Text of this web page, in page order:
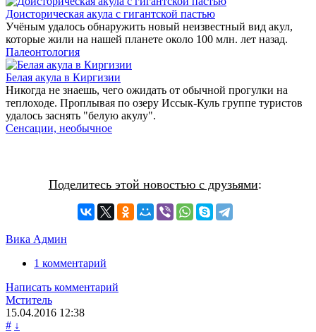
Доисторическая акула с гигантской пастью
Учёным удалось обнаружить новый неизвестный вид акул,
которые жили на нашей планете около 100 млн. лет назад.
Палеонтология
Белая акула в Киргизии
Никогда не знаешь, чего ожидать от обычной прогулки на
теплоходе. Проплывая по озеру Иссык-Куль группе туристов
удалось заснять "белую акулу".
Сенсации, необычное
Поделитесь этой новостью с друзьями:
Вика Админ
1 комментарий
Написать комментарий
Мститель
15.04.2016 12:38
# ↓